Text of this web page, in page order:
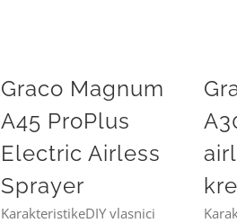
Graco Magnum
A45 ProPlus
Electric Airless
Sprayer
KarakteristikeDIY vlasnici